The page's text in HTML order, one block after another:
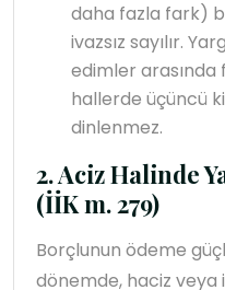
daha fazla fark)
ivazsız sayılır.
edimler arasında
hallerde üçüncü
dinlenmez.
2. Aciz Halinde
(İİK m. 279)
Borçlunun ödeme
dönemde, haciz veya